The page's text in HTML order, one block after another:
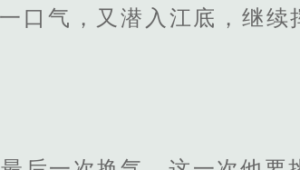
口气，又潜入江底，继续